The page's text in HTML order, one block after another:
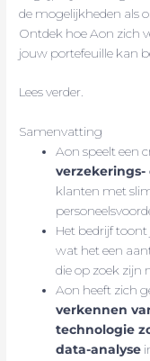
de mogelijkheden als
Ontdek hoe Aon zich
jouw portefeuille kan
Lees verder.
Samenvatting
Aon speelt een
klanten met
Het bedrijf
wat het een
die op zoek zijn
Aon heeft zich
verkennen
technologie
data-analyse